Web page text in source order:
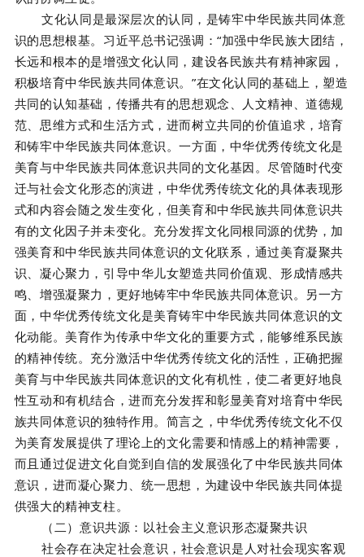
文化认同是最深层次的认同，是铸牢中华民族共同体意
识的思想根基。习近平总书记强调：“加强中华民族大团结，
长远和根本的是增强文化认同，建设各民族共有精神家园，
积极培育中华民族共同体意识。”在文化认同的基础上，塑造
共同的认知基础，传播共有的思想观念、人文精神、道德规
范、思维方式和生活方式，进而树立共同的价值追求，培育
和铸牢中华民族共同体意识。一方面，中华优秀传统文化是
美育与中华民族共同体意识共同的文化基因。尽管随时代变
迁与社会文化形态的演进，中华优秀传统文化的具体表现形
式和内容会随之发生变化，但美育和中华民族共同体意识共
有的文化因子并未变化。充分发挥文化同根同源的优势，加
强美育和中华民族共同体意识的文化联系，通过美育凝聚共
识、凝心聚力，引导中华儿女塑造共同价值观、形成情感共
鸣、增强凝聚力，更好地铸牢中华民族共同体意识。另一方
面，中华优秀传统文化是美育铸牢中华民族共同体意识的文
化动能。美育作为传承中华文化的重要方式，能够维系民族
的精神传统。充分激活中华优秀传统文化的活性，正确把握
美育与中华民族共同体意识的文化有机性，使二者更好地良
性互动和有机结合，进而充分发挥和彰显美育对培育中华民
族共同体意识的独特作用。简言之，中华优秀传统文化不仅
为美育发展提供了理论上的文化需要和情感上的精神需要，
而且通过促进文化自觉到自信的发展强化了中华民族共同体
意识，进而凝心聚力、统一思想，为建设中华民族共同体提
供强大的精神支柱。
（二）意识共源：以社会主义意识形态凝聚共识
社会存在决定社会意识，社会意识是人对社会现实客观